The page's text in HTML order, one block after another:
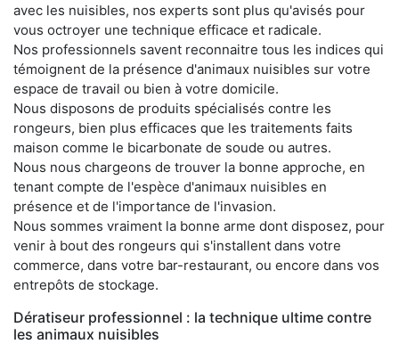
avec les nuisibles, nos experts sont plus qu'avisés pour
vous octroyer une technique efficace et radicale.
Nos professionnels savent reconnaitre tous les indices qui
témoignent de la présence d'animaux nuisibles sur votre
espace de travail ou bien à votre domicile.
Nous disposons de produits spécialisés contre les
rongeurs, bien plus efficaces que les traitements faits
maison comme le bicarbonate de soude ou autres.
Nous nous chargeons de trouver la bonne approche, en
tenant compte de l'espèce d'animaux nuisibles en
présence et de l'importance de l'invasion.
Nous sommes vraiment la bonne arme dont disposez, pour
venir à bout des rongeurs qui s'installent dans votre
commerce, dans votre bar-restaurant, ou encore dans vos
entrepôts de stockage.
Dératiseur professionnel : la technique ultime contre
les animaux nuisibles